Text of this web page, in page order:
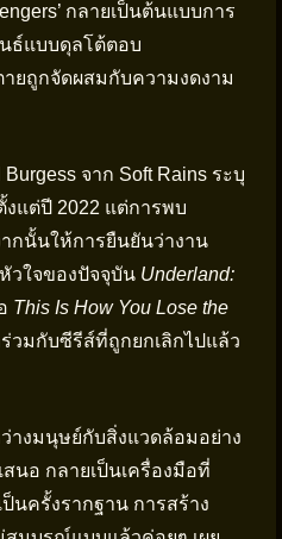
กลายเป็นต้นแบบการ
ธ์แบบดุลโต้ตอบ
ยถูกจัดผสมกับความงดงาม
จาก Soft Rains ระบุ
งแต่ปี 2022 แต่การพบ
กนั้นให้การยืนยันว่างาน
วใจของปัจจุบัน Underland:
This Is How You Lose the
วมกับซีรีส์ที่ถูกยกเลิกไปแล้ว
งมนุษย์กับสิ่งแวดล้อมอย่าง
สนอ กลายเป็นเครื่องมือที่
นครั้งรากฐาน การสร้าง